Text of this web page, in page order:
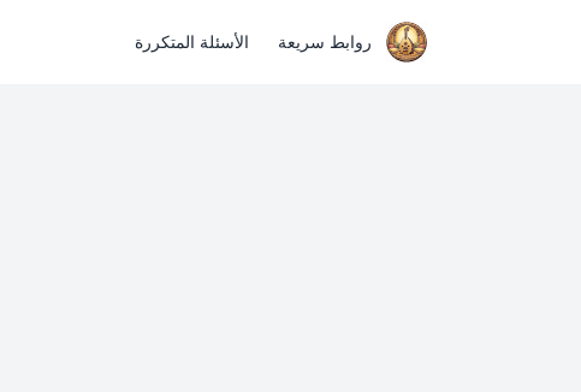
روابط سريعة الأسئلة المتكررة